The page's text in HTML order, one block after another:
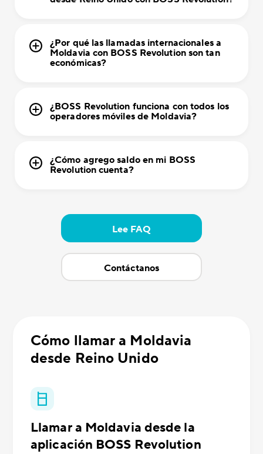
¿Por qué las llamadas internacionales a
Moldavia con BOSS Revolution son tan
económicas?
¿BOSS Revolution funciona con todos los
operadores móviles de Moldavia?
¿Cómo agrego saldo en mi BOSS
Revolution cuenta?
Lee FAQ
Contáctanos
Cómo llamar a Moldavia
desde Reino Unido
Llamar a Moldavia desde la
aplicación BOSS Revolution